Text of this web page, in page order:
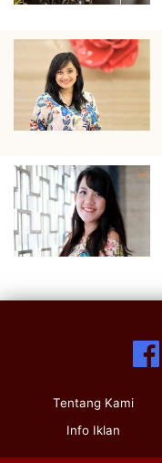
Tentang Kami
Info Iklan